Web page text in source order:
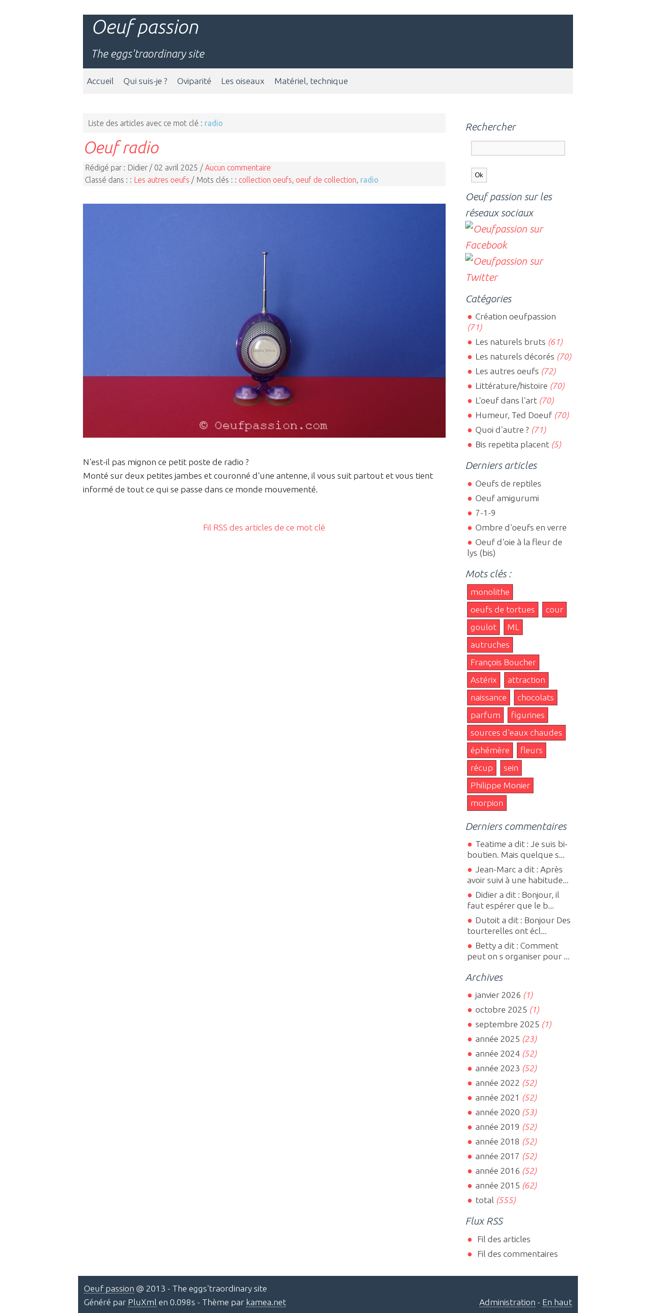
Oeuf passion
The eggs'traordinary site
Accueil Qui suis-je ? Oviparité Les oiseaux Matériel, technique
Liste des articles avec ce mot clé : radio
Oeuf radio
Rédigé par : Didier / 02 avril 2025 / Aucun commentaire
Classé dans : : Les autres oeufs / Mots clés : : collection oeufs oeuf de collection radio
N'est-il pas mignon ce petit poste de radio ?
Monté sur deux petites jambes et couronné d'une antenne, il vous suit partout et vous tient
informé de tout ce qui se passe dans ce monde mouvementé.
Fil RSS des articles de ce mot clé
Rechercher
Oeuf passion sur les
réseaux sociaux
Catégories
Création oeufpassion
(71)
Les naturels bruts (61)
Les naturels décorés (70)
Les autres oeufs (72)
Littérature/histoire (70)
L'oeuf dans l'art(70)
Humeur, Ted Doeuf(70)
Quoi d'autre ? (71)
Bis repetita placent(5)
Derniers articles
Oeufs de reptiles
Oeuf amigurumi
7-1-9
Ombre d'oeufs en verre
Oeuf d'oie à la fleur de
lys (bis)
Mots clés :
monolithe
oeufs de tortues
cour
goulot
ML
autruches
François Boucher
Astérix
attraction
naissance
chocolats
parfum
figurines
sources d'eaux chaudes
éphémère
fleurs
récup
sein
Philippe Monier
morpion
Derniers commentaires
Teatime a dit : Je suis bi-
boutien. Mais quelque s...
Jean-Marc a dit : Après
avoir suivi à une habitude...
Didier a dit : Bonjour, il
faut espérer que le b...
Dutoit a dit : Bonjour Des
tourterelles ont écl...
Betty a dit : Comment
peut on s organiser pour ...
Archives
janvier 2026 (1)
octobre 2025 (1)
septembre 2025 (1)
année 2025 (23)
année 2024(52)
année 2023 (52)
année 2022 (52)
année 2021 (52)
année 2020 (53)
année 2019 (52)
année 2018 (52)
année 2017 (52)
année 2016 (52)
année 2015 (62)
total (555)
Flux RSS
Fil des articles
Fil des commentaires
Oeuf passion @ 2013 - The eggs'traordinary site
Généré par PluXml en 0.098s - Thème par kamea.net Administration - En haut